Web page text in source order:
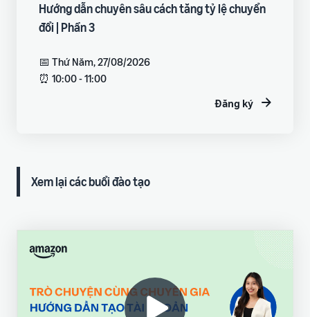
Hướng dẫn chuyên sâu cách tăng tỷ lệ chuyển
đổi | Phần 3
📅 Thứ Năm, 27/08/2026
⏰ 10:00 - 11:00
Đăng ký
Xem lại các buổi đào tạo